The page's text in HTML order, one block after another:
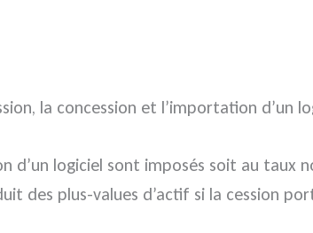
la concession et l’importation d’un
d’un logiciel sont imposés soit au taux
des plus-values d’actif si la cession